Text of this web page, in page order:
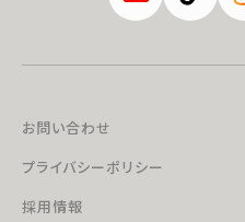
お問い合わせ
プライバシーポリシー
採用情報